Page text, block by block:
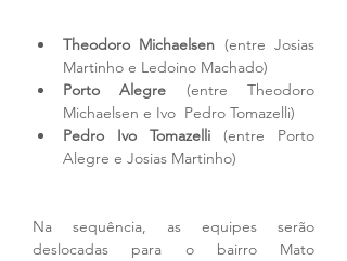
Theodoro Michaelsen (entre Josias
Martinho e Ledoino Machado)
Porto Alegre (entre Theodoro
Michaelsen e Ivo  Pedro Tomazelli)
Pedro Ivo Tomazelli (entre Porto
Alegre e Josias Martinho)
Na sequência, as equipes serão
deslocadas para o bairro Mato